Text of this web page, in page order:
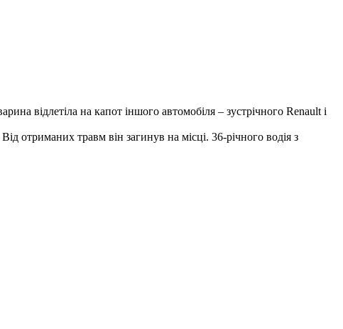
відлетіла на капот іншого автомобіля – зустрічного Renault і
отриманих травм він загинув на місці. 36-річного водія з